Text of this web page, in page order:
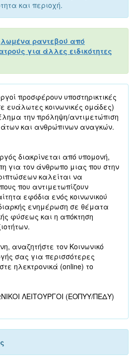
και περιοχή.
ραντεβού από
για άλλες ειδικότητες
προσφέρουν υποστηρικτικές
ευάλωτες κοινωνικές ομάδες)
την πρόληψη/αντιμετώπιση
και ανθρώπινων αναγκών.
διακρίνεται από υπομονή,
για τον άνθρωπο μιας που στην
καλείται να
που αντιμετωπίζουν
εφόδια ενός κοινωνικού
ενημέρωση σε θέματα
φύσεως και η απόκτηση
αναζητήστε τον Κοινωνικό
σας για περισσότερες
ηλεκτρονικά (online) το
ΛΕΙΤΟΥΡΓΟΙ (ΕΟΠΥΥ/ΠΕΔΥ)